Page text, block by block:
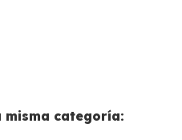
misma categoría: